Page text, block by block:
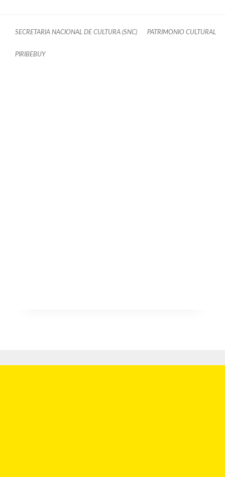
SECRETARIA NACIONAL DE CULTURA (SNC) PATRIMONIO CULTURAL
PIRIBEBUY